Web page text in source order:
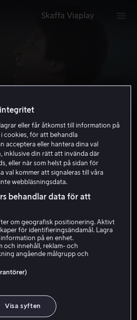
Skaffa Viaplay
2018
1 h 25 min
Hyr 49 kr
Church i Los Angeles. Två
ska förevigas i hennes
eller får åtkomst till information på
cookies, för att behandla
acceptera eller hantera dina val
inklusive din rätt att invända där
eller när som helst på sidan för
val kommer att signaleras till våra
webbläsningsdata.
behandlar data för att
om geografisk positionering. Aktivt
för identifieringsändamål. Lagra
på en enhet.
och innehåll, reklam- och
angående målgrupp och
Visa syften